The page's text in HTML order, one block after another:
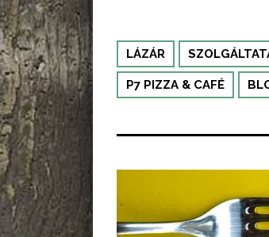
LÁZÁR
P7 PIZZA & CAFÉ